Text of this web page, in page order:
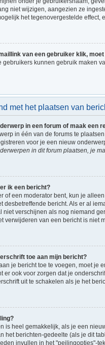
niet wijzigen, aangezien ze
het tegenovergestelde
van een gebruiker klik,
gebruikers kunnen gebruik maken
met het plaatsen van
in een forum of maak een
in één van de forums te
voor je een nieuw
in dit forum plaatsen, je
ik een bericht?
of een moderator bent, kun je
desbetreffende bericht. Als er al
niet verschijnen als nog niemand
verwijderen van een bericht is niet
toe aan mijn bericht?
je bericht toe te voegen, moet je
er ook voor zorgen dat je
uit te schakelen als je het
is heel gemakkelijk, als je een
het berichten-gedeelte (als je dit
invullen in het "peilingopties"-